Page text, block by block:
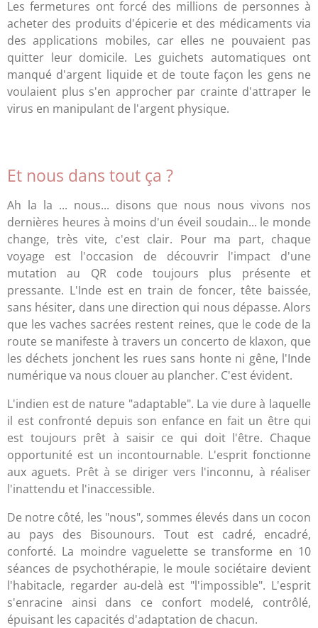
Les fermetures ont forcé des millions de personnes à
acheter des produits d'épicerie et des médicaments via
des applications mobiles, car elles ne pouvaient pas
quitter leur domicile. Les guichets automatiques ont
manqué d'argent liquide et de toute façon les gens ne
voulaient plus s'en approcher par crainte d'attraper le
virus en manipulant de l'argent physique.
Et nous dans tout ça ?
Ah la la ... nous... disons que nous nous vivons nos
dernières heures à moins d'un éveil soudain... le monde
change, très vite, c'est clair. Pour ma part, chaque
voyage est l'occasion de découvrir l'impact d'une
mutation au QR code toujours plus présente et
pressante. L'Inde est en train de foncer, tête baissée,
sans hésiter, dans une direction qui nous dépasse. Alors
que les vaches sacrées restent reines, que le code de la
route se manifeste à travers un concerto de klaxon, que
les déchets jonchent les rues sans honte ni gêne, l'Inde
numérique va nous clouer au plancher. C'est évident.
L'indien est de nature "adaptable". La vie dure à laquelle
il est confronté depuis son enfance en fait un être qui
est toujours prêt à saisir ce qui doit l'être. Chaque
opportunité est un incontournable. L'esprit fonctionne
aux aguets. Prêt à se diriger vers l'inconnu, à réaliser
l'inattendu et l'inaccessible.
De notre côté, les "nous", sommes élevés dans un cocon
au pays des Bisounours. Tout est cadré, encadré,
conforté. La moindre vaguelette se transforme en 10
séances de psychothérapie, le moule sociétaire devient
l'habitacle, regarder au-delà est "l'impossible". L'esprit
s'enracine ainsi dans ce confort modelé, contrôlé,
épuisant les capacités d'adaptation de chacun.